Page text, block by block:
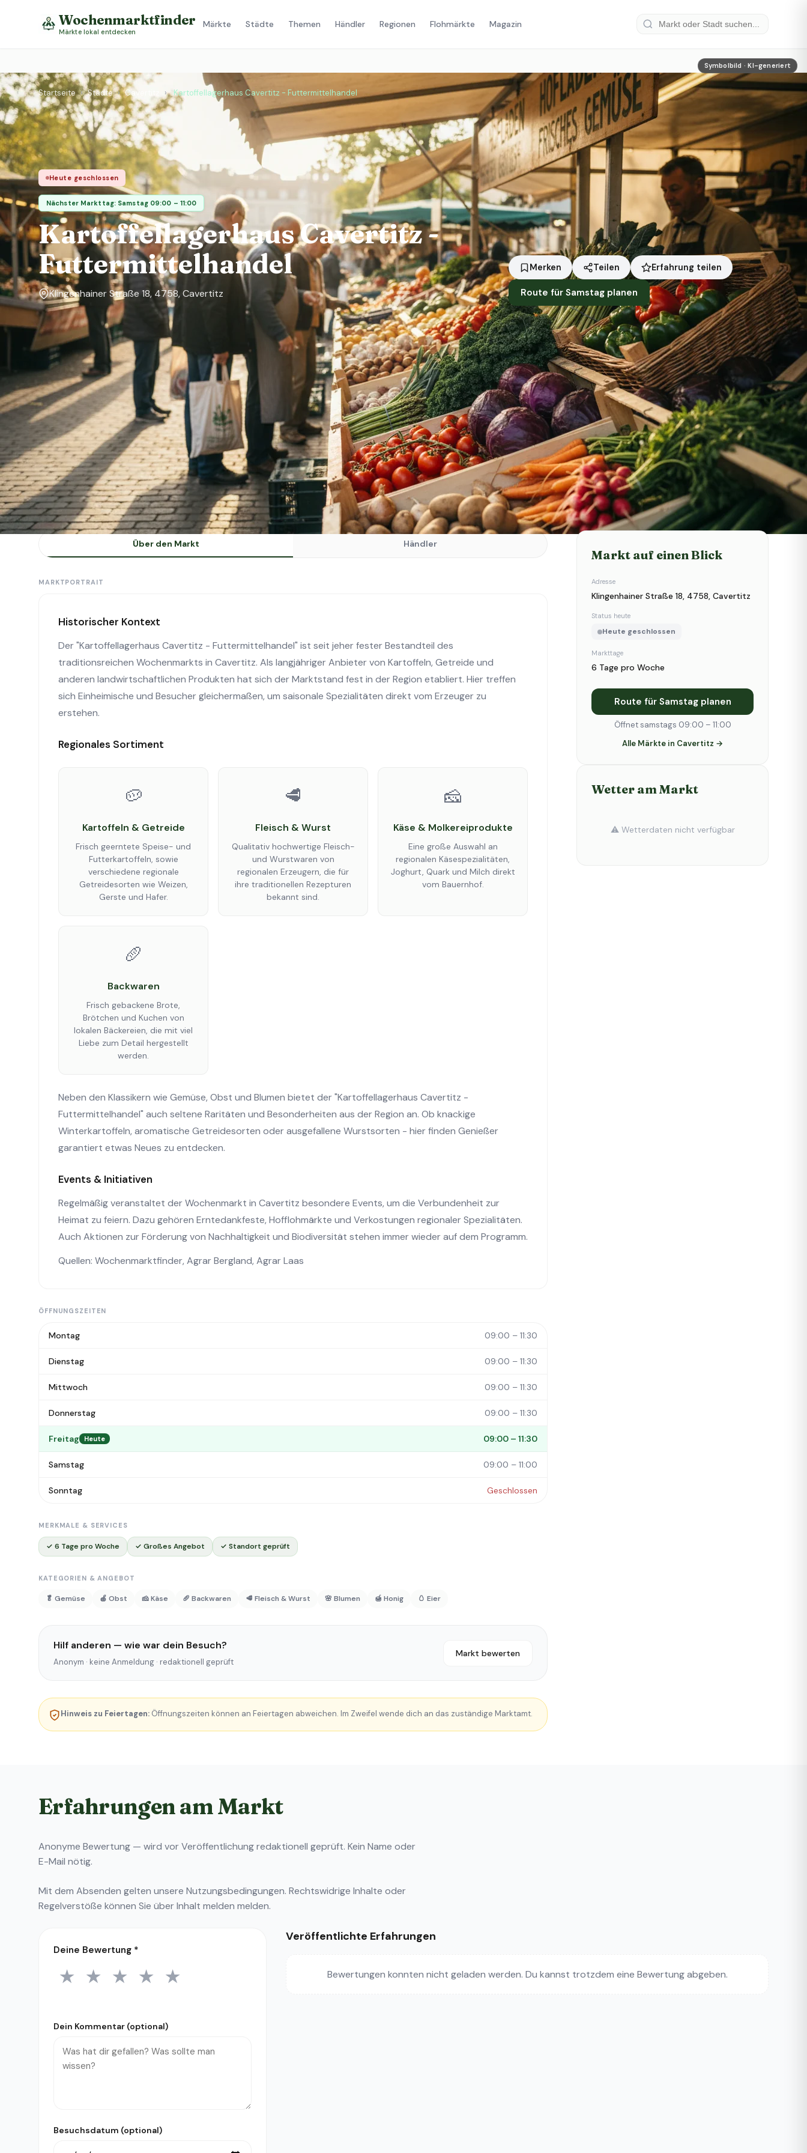
Wochenmarktfinder
Märkte lokal entdecken
Märkte Städte Themen Händler Regionen Flohmärkte Magazin
Symbolbild · KI-generiert
Startseite › Städte › Cavertitz › Kartoffellagerhaus Cavertitz - Futtermittelhandel
Heute geschlossen
Nächster Markttag: Samstag 09:00 – 11:00
Kartoffellagerhaus Cavertitz -
Futtermittelhandel
Klingenhainer Straße 18, 4758, Cavertitz
Merken Teilen Erfahrung teilen
Route für Samstag planen
Symbolbild · KI-generiert
Markttage
Montag, Dienstag, Mittwoch, Donnerstag, Freitag,
Samstag
Standort
Cavertitz
Status heute
Heute geschlossen
Über den Markt Händler
MARKTPORTRAIT
Historischer Kontext
Der "Kartoffellagerhaus Cavertitz - Futtermittelhandel" ist seit jeher fester Bestandteil des
traditionsreichen Wochenmarkts in Cavertitz. Als langjähriger Anbieter von Kartoffeln, Getreide und
anderen landwirtschaftlichen Produkten hat sich der Marktstand fest in der Region etabliert. Hier treffen
sich Einheimische und Besucher gleichermaßen, um saisonale Spezialitäten direkt vom Erzeuger zu
erstehen.
Regionales Sortiment
🥔
Kartoffeln & Getreide
Frisch geerntete Speise- und
Futterkartoffeln, sowie
verschiedene regionale
Getreidesorten wie Weizen,
Gerste und Hafer.
🥩
Fleisch & Wurst
Qualitativ hochwertige Fleisch-
und Wurstwaren von
regionalen Erzeugern, die für
ihre traditionellen Rezepturen
bekannt sind.
🧀
Käse & Molkereiprodukte
Eine große Auswahl an
regionalen Käsespezialitäten,
Joghurt, Quark und Milch direkt
vom Bauernhof.
🥖
Backwaren
Frisch gebackene Brote,
Brötchen und Kuchen von
lokalen Bäckereien, die mit viel
Liebe zum Detail hergestellt
werden.
Neben den Klassikern wie Gemüse, Obst und Blumen bietet der "Kartoffellagerhaus Cavertitz -
Futtermittelhandel" auch seltene Raritäten und Besonderheiten aus der Region an. Ob knackige
Winterkartoffeln, aromatische Getreidesorten oder ausgefallene Wurstsorten - hier finden Genießer
garantiert etwas Neues zu entdecken.
Events & Initiativen
Regelmäßig veranstaltet der Wochenmarkt in Cavertitz besondere Events, um die Verbundenheit zur
Heimat zu feiern. Dazu gehören Erntedankfeste, Hofflohmärkte und Verkostungen regionaler Spezialitäten.
Auch Aktionen zur Förderung von Nachhaltigkeit und Biodiversität stehen immer wieder auf dem Programm.
Quellen: Wochenmarktfinder, Agrar Bergland, Agrar Laas
ÖFFNUNGSZEITEN
Montag 09:00 – 11:30
Dienstag 09:00 – 11:30
Mittwoch 09:00 – 11:30
Donnerstag 09:00 – 11:30
Freitag Heute 09:00 – 11:30
Samstag 09:00 – 11:00
Sonntag Geschlossen
MERKMALE & SERVICES
✓ 6 Tage pro Woche ✓ Großes Angebot ✓ Standort geprüft
KATEGORIEN & ANGEBOT
🥬 Gemüse 🍎 Obst 🧀 Käse 🥖 Backwaren 🥩 Fleisch & Wurst 🌸 Blumen 🍯 Honig 🥚 Eier
Hilf anderen — wie war dein Besuch?
Anonym · keine Anmeldung · redaktionell geprüft
Markt bewerten
Hinweis zu Feiertagen: Öffnungszeiten können an Feiertagen abweichen. Im Zweifel wende dich an das zuständige Marktamt.
Markt auf einen Blick
Adresse
Klingenhainer Straße 18, 4758, Cavertitz
Status heute
Heute geschlossen
Markttage
6 Tage pro Woche
Route für Samstag planen
Öffnet samstags 09:00 – 11:00
Alle Märkte in Cavertitz →
Wetter am Markt
⚠️ Wetterdaten nicht verfügbar
Erfahrungen am Markt
Anonyme Bewertung — wird vor Veröffentlichung redaktionell geprüft. Kein Name oder
E-Mail nötig.
Mit dem Absenden gelten unsere Nutzungsbedingungen. Rechtswidrige Inhalte oder
Regelverstöße können Sie überInhalt melden melden.
Deine Bewertung *
1 Stern
★ 2 Sterne
★ 3 Sterne
★ 4 Sterne
★ 5 Sterne
★
Dein Kommentar (optional)
Besuchsdatum (optional)
Veröffentlichte Erfahrungen
Bewertungen konnten nicht geladen werden. Du kannst trotzdem eine Bewertung abgeben.